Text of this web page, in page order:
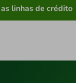
linhas de crédito